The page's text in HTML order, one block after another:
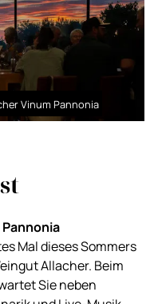
Vinum Pannonia
Mal dieses Sommers
Allacher. Beim
Sie neben